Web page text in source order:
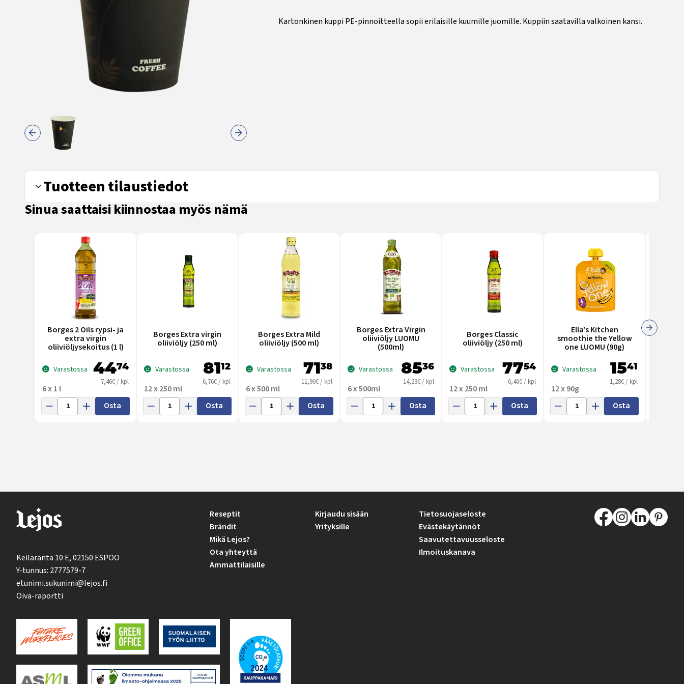
Kartonkinen kuppi PE-pinnoitteella sopii erilaisille kuumille juomille. Kuppiin saatavilla valkoinen kansi.
Tuotteen tilaustiedot
Sinua saattaisi kiinnostaa myös nämä
Borges 2 Oils rypsi- ja
extra virgin
oliiviöljysekoitus (1 l)
Varastossa 4474
6 x 1 l
7,46€ / kpl
Osta
Borges Extra virgin
oliiviöljy (250 ml)
Varastossa 8112
12 x 250 ml
6,76€ / kpl
Osta
Borges Extra Mild
oliiviöljy (500 ml)
Varastossa 7138
6 x 500 ml
11,90€ / kpl
Osta
Borges Extra Virgin
oliiviöljy LUOMU
(500ml)
Varastossa 8536
6 x 500ml
14,23€ / kpl
Osta
Borges Classic
oliiviöljy (250 ml)
Varastossa 7754
12 x 250 ml
6,46€ / kpl
Osta
Ella’s Kitchen
smoothie the Yellow
one LUOMU (90g)
Varastossa 1541
12 x 90g
1,28€ / kpl
Osta
Keilaranta 10 E, 02150 ESPOO
Y-tunnus: 2777579-7
etunimi.sukunimi@lejos.fi
Oiva-raportti
Reseptit
Brändit
Mikä Lejos?
Ota yhteyttä
Ammattilaisille
Kirjaudu sisään
Yrityksille
Tietosuojaseloste
Evästekäytännöt
Saavutettavuusseloste
Ilmoituskanava